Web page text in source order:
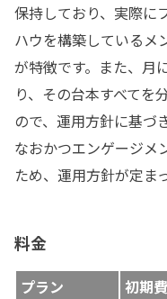
保持しており、実際に
ハウを構築しているメ
が特徴です。また、月
り、その台本すべてを
ので、運用方針に基づ
なおかつエンゲージメ
ため、運用方針が定ま
料金
プラン 初期